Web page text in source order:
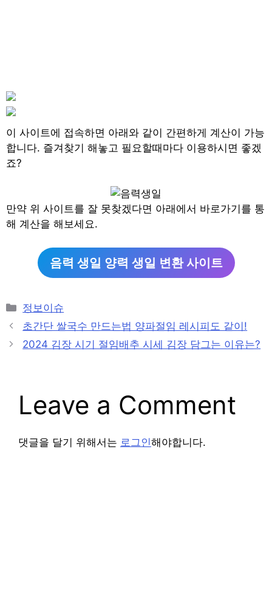
이 사이트에 접속하면 아래와 같이 간편하게 계산이 가능
합니다. 즐겨찾기 해놓고 필요할때마다 이용하시면 좋겠
죠?
만약 위 사이트를 잘 못찾겠다면 아래에서 바로가기를 통
해 계산을 해보세요.
음력 생일 양력 생일 변환 사이트
Categories
정보이슈
Post
navigation
초간단 쌀국수 만드는법 양파절임 레시피도 같이!
2024 김장 시기 절임배추 시세 김장 담그는 이유는?
Leave a Comment
댓글을 달기 위해서는 로그인해야합니다.